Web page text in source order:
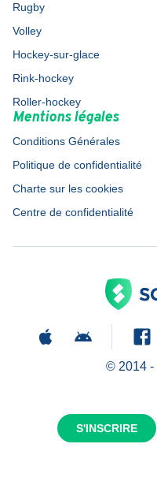
S'INSCRIRE
Rugby
Volley
Hockey-sur-glace
Rink-hockey
Roller-hockey
Mentions légales
Conditions Générales
Politique de confidentialité
Charte sur les cookies
Centre de confidentialité
© 2014 -